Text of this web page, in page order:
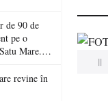
90 de
pe o
Mare. O
revine în
||